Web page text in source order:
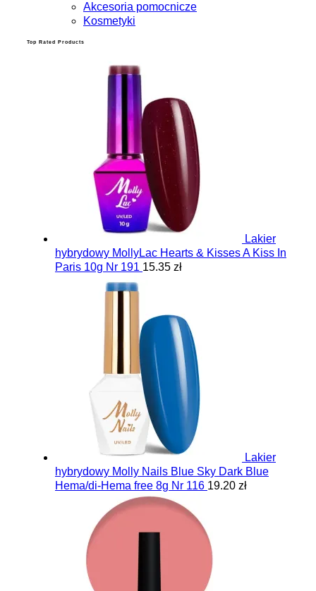
Akcesoria pomocnicze
Kosmetyki
Top Rated Products
Lakier
hybrydowy MollyLac Hearts & Kisses A Kiss In
Paris 10g Nr 191 15.35 zł
Lakier
hybrydowy Molly Nails Blue Sky Dark Blue
Hema/di-Hema free 8g Nr 116 19.20 zł